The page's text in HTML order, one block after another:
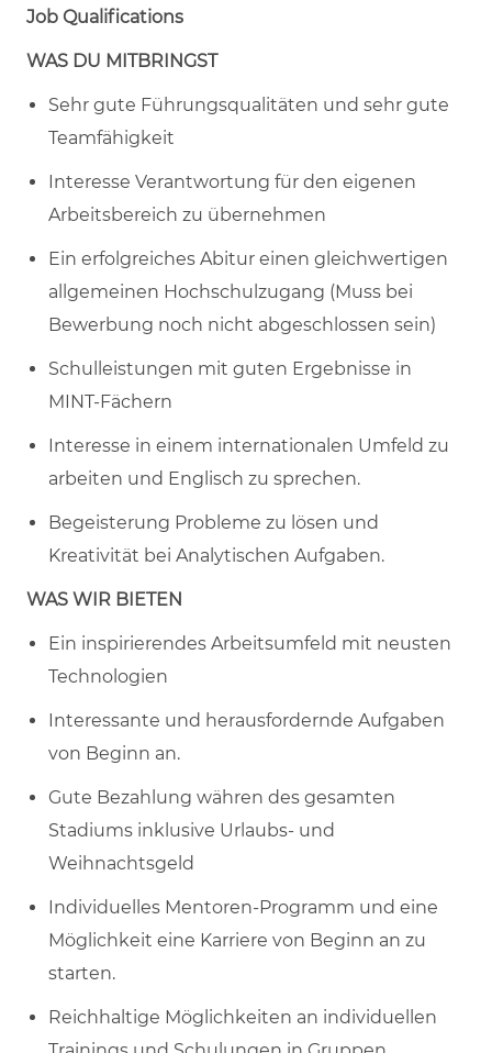
Job Qualifications
WAS DU MITBRINGST
Sehr gute Führungsqualitäten und sehr gute
Teamfähigkeit
Interesse Verantwortung für den eigenen
Arbeitsbereich zu übernehmen
Ein erfolgreiches Abitur einen gleichwertigen
allgemeinen Hochschulzugang (Muss bei
Bewerbung noch nicht abgeschlossen sein)
Schulleistungen mit guten Ergebnisse in
MINT-Fächern
Interesse in einem internationalen Umfeld zu
arbeiten und Englisch zu sprechen.
Begeisterung Probleme zu lösen und
Kreativität bei Analytischen Aufgaben.
WAS WIR BIETEN
Ein inspirierendes Arbeitsumfeld mit neusten
Technologien
Interessante und herausfordernde Aufgaben
von Beginn an.
Gute Bezahlung währen des gesamten
Stadiums inklusive Urlaubs- und
Weihnachtsgeld
Individuelles Mentoren-Programm und eine
Möglichkeit eine Karriere von Beginn an zu
starten.
Reichhaltige Möglichkeiten an individuellen